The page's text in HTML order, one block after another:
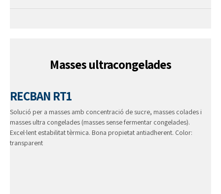
Masses ultracongelades
RECBAN RT1
Solució per a masses amb concentració de sucre, masses colades i
masses ultra congelades (masses sense fermentar congelades).
Excel·lent estabilitat tèrmica. Bona propietat antiadherent. Color:
transparent